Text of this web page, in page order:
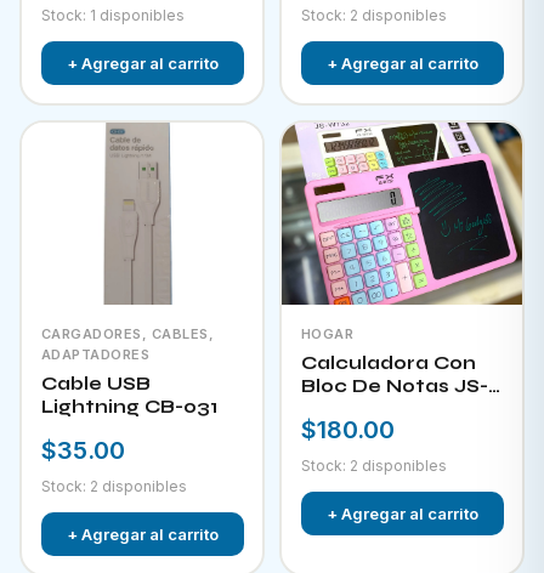
Stock: 1 disponibles
+ Agregar al carrito
Stock: 2 disponibles
+ Agregar al carrito
CARGADORES, CABLES,
ADAPTADORES
Cable USB
Lightning CB-031
$35.00
Stock: 2 disponibles
+ Agregar al carrito
HOGAR
Calculadora Con
Bloc De Notas JS-
$180.00
Stock: 2 disponibles
+ Agregar al carrito